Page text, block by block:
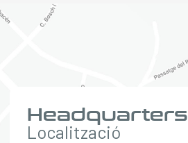
Headquarters
Localització